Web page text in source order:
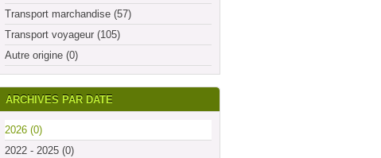
Transport marchandise (57)
Transport voyageur (105)
Autre origine (0)
ARCHIVES PAR DATE
2026 (0)
2022 - 2025 (0)